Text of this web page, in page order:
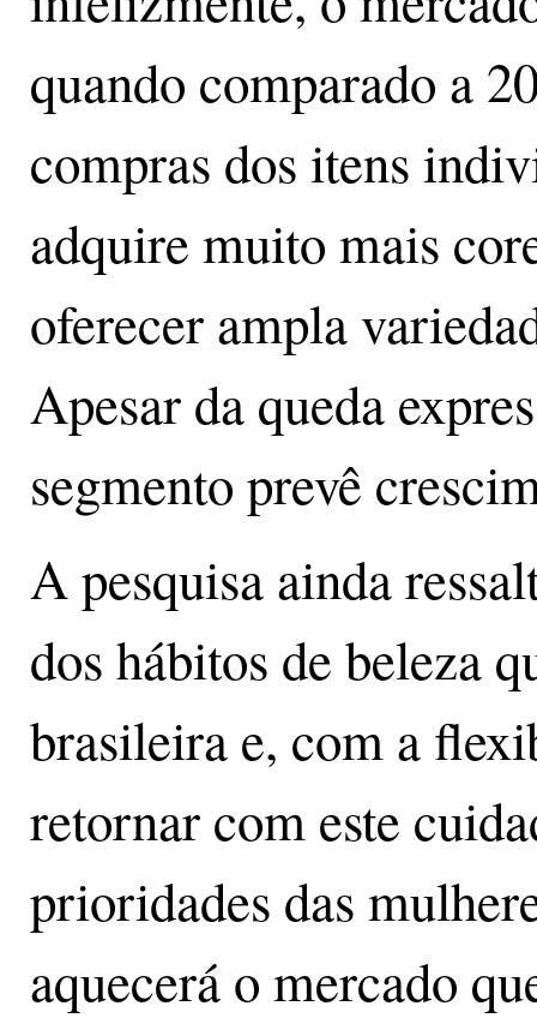
quando comparado a
compras dos itens
adquire muito mais
oferecer ampla
Apesar da queda
segmento prevê
A pesquisa ainda
dos hábitos de beleza
brasileira e, com a
retornar com este
prioridades das
aquecerá o mercado